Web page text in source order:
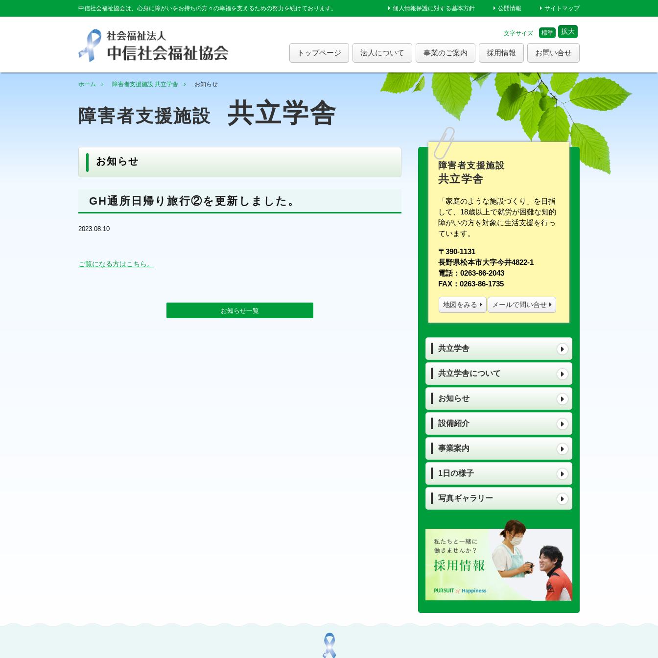
中信社会福祉協会は、心身に障がいをお持ちの方々の幸福を支えるための努力を続けております。 個人情報保護に対する基本方針 公開情報 サイトマップ
文字サイズ 標準 拡大
お問い合せ
採用情報
事業のご案内
法人について
トップページ
ホーム 障害者支援施設 共立学舎 お知らせ
障害者支援施設 共立学舎
障害者支援施設
共立学舎
「家庭のような施設づくり」を目指
して、18歳以上で就労が困難な知的
障がいの方を対象に生活支援を行っ
ています。
〒390-1131
長野県松本市大字今井4822-1
電話：0263-86-2043
FAX：0263-86-1735
地図をみる メールで問い合せ
共立学舎
共立学舎について
お知らせ
設備紹介
事業案内
1日の様子
写真ギャラリー
お知らせ
GH通所日帰り旅行②を更新しました。
2023.08.10
ご覧になる方はこちら。
お知らせ一覧